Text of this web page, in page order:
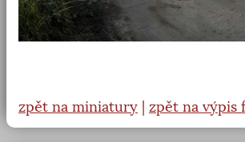
zpět na miniatury zpět na výpis